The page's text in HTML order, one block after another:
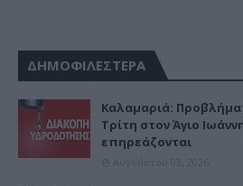
ΔΗΜΟΦΙΛΕΣΤΕΡΑ
Καλαμαριά:
Τρίτη στον Άγιο
επηρεάζονται